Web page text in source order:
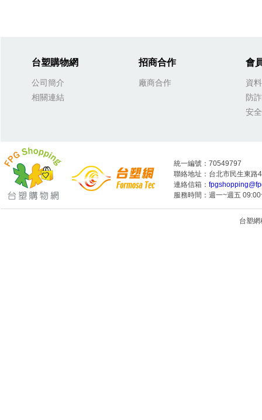
台塑購物網
公司簡介
相關連結
招商合作
廠商合作
會
資
防
安
統一編號：70549797
聯絡地址：台北市民生東路
連絡信箱：
服務時間：週一~週五
台塑